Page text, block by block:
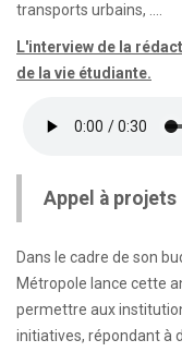
transports urbains, ….
L'interview de la
de la vie étudiante.
Appel à projets
Dans le cadre de son
Métropole lance cette
permettre aux
initiatives, répondant à